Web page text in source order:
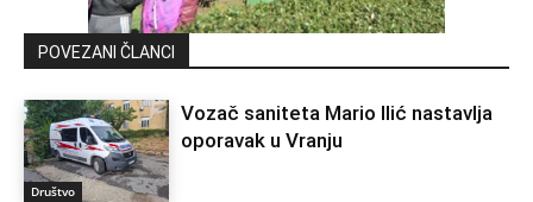
POVEZANI ČLANCI
Društvo
Vozač saniteta Mario Ilić nastavlja
oporavak u Vranju